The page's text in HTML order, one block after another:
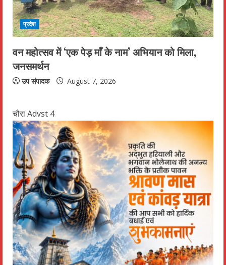
प्रदेश
वन महोत्सव में ‘एक पेड़ माँ के नाम’ अभियान को मिला,
जनसमर्थन
उप संपादक August 7, 2026
चौरा Advst 4